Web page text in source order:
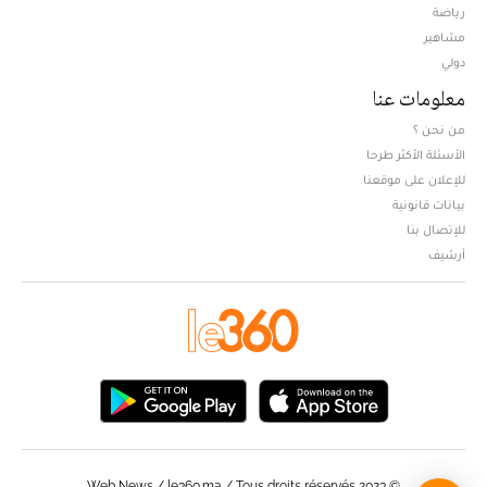
رياضة
مشاهير
دولي
معلومات عنا
من نحن ؟
الأسئلة الأكثر طرحا
للإعلان على موقعنا
بيانات قانونية
للإتصال بنا
أرشيف